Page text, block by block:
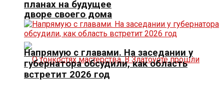
дворе своего дома
планах на будущее
Напрямую с главами. На заседании у
губернатора обсудили, как область
встретит 2026 год